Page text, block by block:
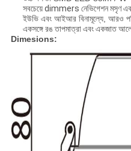
সবচেয়ে dimmers নেভিগেশন মসৃণ
ইউভি এবং আইআর বিনামূল্যে, আরও
একসঙ্গে রঙ তাপমাত্রা এবং একজাত
Dimesions: